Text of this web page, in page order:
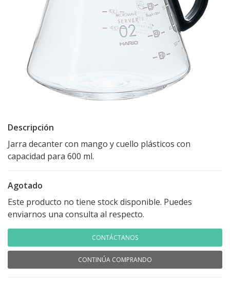
Descripción
Jarra decanter con mango y cuello plásticos con
capacidad para 600 ml.
Agotado
Este producto no tiene stock disponible. Puedes
enviarnos una consulta al respecto.
CONTÁCTANOS
CONTINÚA COMPRANDO